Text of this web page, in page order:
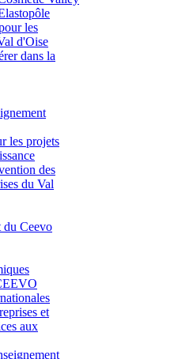
les
d'Oise
dans la
les projets
des
du Val
du Ceevo
et
aux